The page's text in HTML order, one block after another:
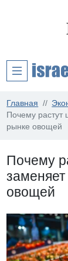
Главная
Почему растут
рынке овощей
Почему
овощей